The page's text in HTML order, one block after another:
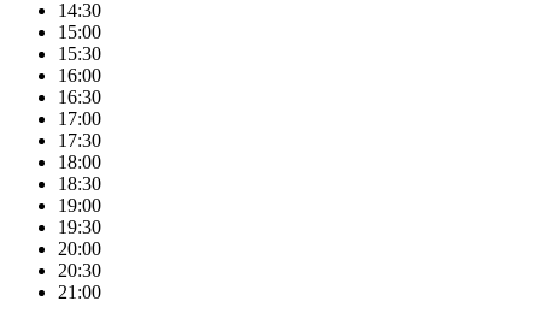
14:30
15:00
15:30
16:00
16:30
17:00
17:30
18:00
18:30
19:00
19:30
20:00
20:30
21:00